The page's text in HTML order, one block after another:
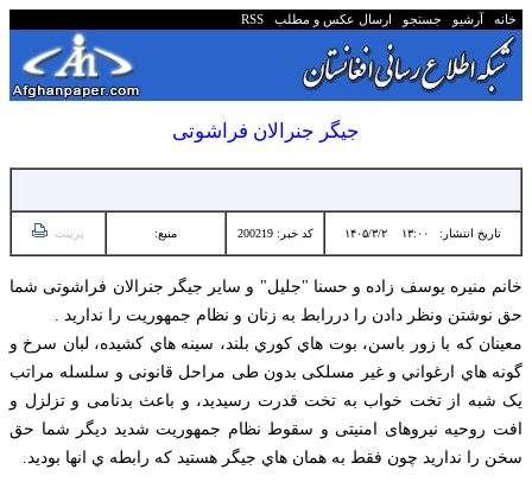
خانه آرشیو جستجو ارسال عکس و مطلب RSS
جیگر جنرالان فراشوتی
تاریخ انتشار: ۱۳:۰۰ ۱۴۰۵/۳/۲ کد خبر: 200219 منبع: پرینت
خانم منيره یوسف زاده و حسنا "جليل" و سایر جیگر جنرالان فراشوتی شما
حق نوشتن ونظر دادن را دررابط به زنان و نظام جمهوریت را ندارید .
معينان كه با زور باسن، بوت هاي كوري بلند، سينه هاي كشيده، لبان سرخ و
گونه هاي ارغواني و غیر مسلکی بدون طی مراحل قانونی و سلسله مراتب
یک شبه از تخت خواب به تخت قدرت رسیدید، و باعث بدنامی و تزلزل و
افت روحیه نیروهای امنیتی و سقوط نظام جمهوریت شدید دیگر شما حق
سخن را نداريد چون فقط به همان هاي جيگر هستيد كه رابطه ي انها بوديد.